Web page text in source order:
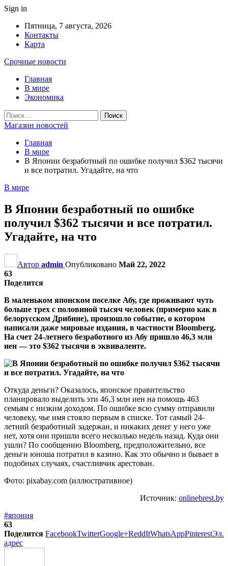
Sign in
Пятница, 7 августа, 2026
Контакты
Карта
Срочные новости
Главная
В мире
Экономика
Магазин новостей
Главная
В мире
В Японии безработный по ошибке получил $362 тысячи
и все потратил. Угадайте, на что
В мире
В Японии безработный по ошибке
получил $362 тысячи и все потратил.
Угадайте, на что
Автор admin Опубликовано Май 22, 2022
63
Поделится
В маленьком японском поселке Абу, где проживают чуть
больше трех с половиной тысяч человек (примерно как в
белорусском Дрибине), произошло событие, о котором
написали даже мировые издания, в частности Bloomberg.
На счет 24-летнего безработного из Абу пришло 46,3 млн
иен — это $362 тысячи в эквиваленте.
Откуда деньги? Оказалось, японское правительство
планировало выделить эти 46,3 млн иен на помощь 463
семьям с низким доходом. По ошибке всю сумму отправили
человеку, чье имя стояло первым в списке. Тот самый 24-
летний безработный задержан, и никаких денег у него уже
нет, хотя они пришли всего несколько недель назад. Куда они
ушли? По сообщению Bloomberg, предположительно, все
деньги юноша потратил в казино. Как это обычно и бывает в
подобных случаях, счастливчик арестован.
Фото: pixabay.com (иллюстративное)
Источник: onlinebrest.by
#япония
63
Поделится FacebookTwitterGoogle+ReddItWhatsAppPinterestЭл.
адрес